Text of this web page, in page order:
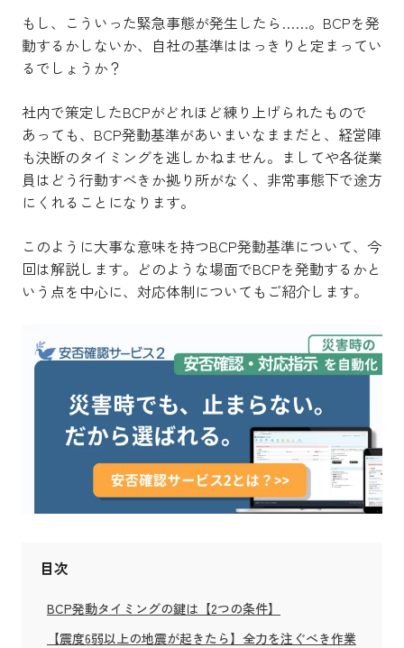
もし、こういった緊急事態が発生したら……。BCPを発
動するかしないか、自社の基準ははっきりと定まってい
るでしょうか？
社内で策定したBCPがどれほど練り上げられたもので
あっても、BCP発動基準があいまいなままだと、経営陣
も決断のタイミングを逃しかねません。ましてや各従業
員はどう行動すべきか拠り所がなく、非常事態下で途方
にくれることになります。
このように大事な意味を持つBCP発動基準について、今
回は解説します。どのような場面でBCPを発動するかと
いう点を中心に、対応体制についてもご紹介します。
目次
BCP発動タイミングの鍵は【2つの条件】
【震度6弱以上の地震が起きたら】全力を注ぐべき作業